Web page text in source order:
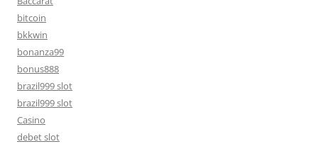
bitcoin
bkkwin
bonanza99
bonus888
brazil999 slot
brazil999 slot
Casino
debet slot